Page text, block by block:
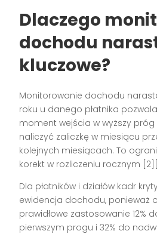
Dlaczego
dochodu
kluczowe?
Monitorowanie dochodu
roku u danego płatnika
moment wejścia w wyższy
naliczyć zaliczkę w miesiącu
kolejnych miesiącach. To
korekt w rozliczeniu rocznym
Dla płatników i działów kadr
ewidencja dochodu, ponieważ
prawidłowe zastosowanie 12%
pierwszym progu i 32% do